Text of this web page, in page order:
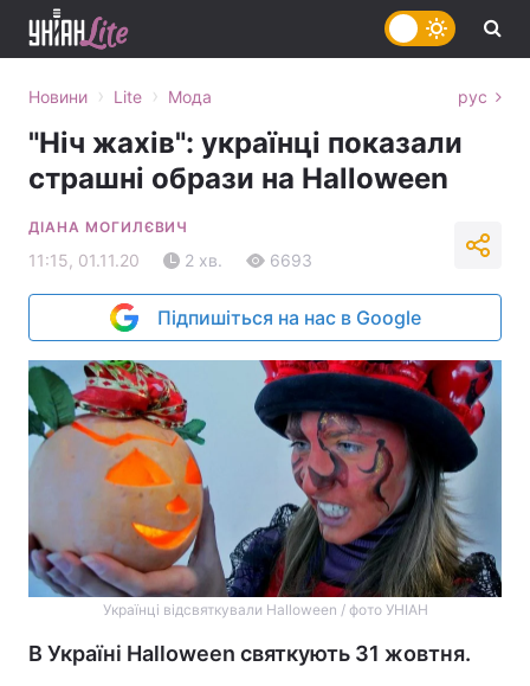
Новини › Lite › Мода рус
"Ніч жахів": українці показали
страшні образи на Halloween
ДІАНА МОГИЛЄВИЧ
11:15, 01.11.20 2 хв. 6693
Підпишіться на нас в Google
Українці відсвяткували Halloween / фото УНІАН
В Україні Halloween святкують 31 жовтня.